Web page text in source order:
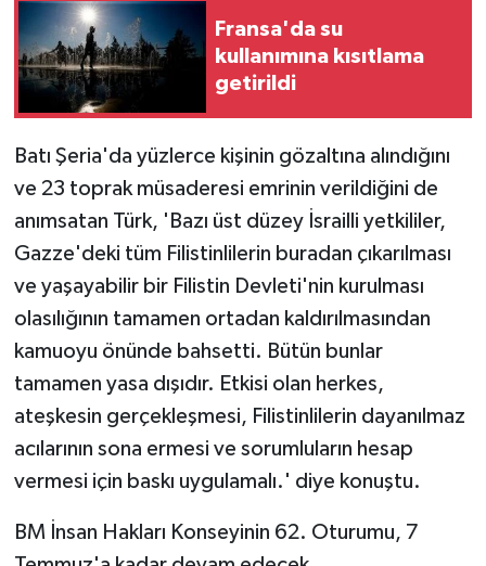
Fransa'da su
kullanımına kısıtlama
getirildi
Batı Şeria'da yüzlerce kişinin gözaltına alındığını
ve 23 toprak müsaderesi emrinin verildiğini de
anımsatan Türk, 'Bazı üst düzey İsrailli yetkililer,
Gazze'deki tüm Filistinlilerin buradan çıkarılması
ve yaşayabilir bir Filistin Devleti'nin kurulması
olasılığının tamamen ortadan kaldırılmasından
kamuoyu önünde bahsetti. Bütün bunlar
tamamen yasa dışıdır. Etkisi olan herkes,
ateşkesin gerçekleşmesi, Filistinlilerin dayanılmaz
acılarının sona ermesi ve sorumluların hesap
vermesi için baskı uygulamalı.' diye konuştu.
BM İnsan Hakları Konseyinin 62. Oturumu, 7